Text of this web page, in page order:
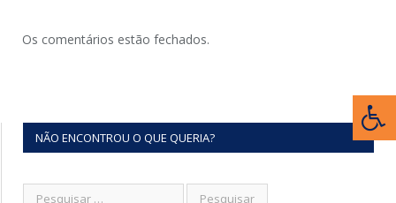
Os comentários estão fechados.
NÃO ENCONTROU O QUE QUERIA?